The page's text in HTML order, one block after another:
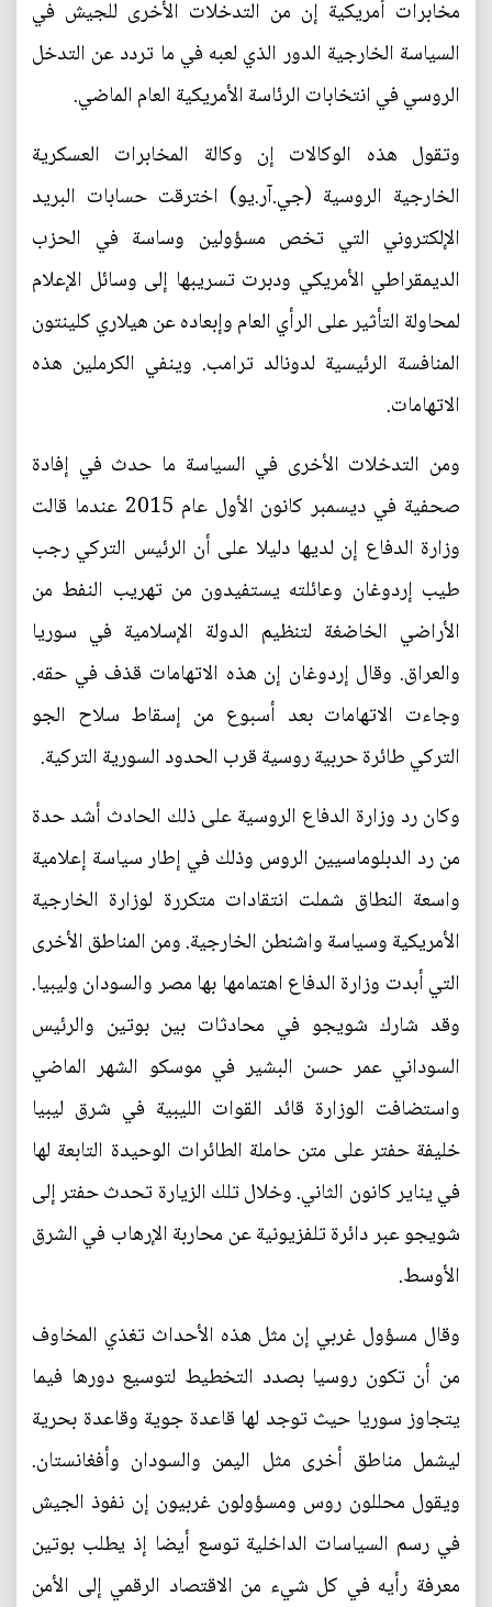
مخابرات أمريكية إن من التدخلات الأخرى للجيش في
السياسة الخارجية الدور الذي لعبه في ما تردد عن التدخل
الروسي في انتخابات الرئاسة الأمريكية العام الماضي.
وتقول هذه الوكالات إن وكالة المخابرات العسكرية
الخارجية الروسية (جي.آر.يو) اخترقت حسابات البريد
الإلكتروني التي تخص مسؤولين وساسة في الحزب
الديمقراطي الأمريكي ودبرت تسريبها إلى وسائل الإعلام
لمحاولة التأثير على الرأي العام وإبعاده عن هيلاري كلينتون
المنافسة الرئيسية لدونالد ترامب. وينفي الكرملين هذه
الاتهامات.
ومن التدخلات الأخرى في السياسة ما حدث في إفادة
صحفية في ديسمبر كانون الأول عام 2015 عندما قالت
وزارة الدفاع إن لديها دليلا على أن الرئيس التركي رجب
طيب إردوغان وعائلته يستفيدون من تهريب النفط من
الأراضي الخاضغة لتنظيم الدولة الإسلامية في سوريا
والعراق. وقال إردوغان إن هذه الاتهامات قذف في حقه.
وجاءت الاتهامات بعد أسبوع من إسقاط سلاح الجو
التركي طائرة حربية روسية قرب الحدود السورية التركية.
وكان رد وزارة الدفاع الروسية على ذلك الحادث أشد حدة
من رد الدبلوماسيين الروس وذلك في إطار سياسة إعلامية
واسعة النطاق شملت انتقادات متكررة لوزارة الخارجية
الأمريكية وسياسة واشنطن الخارجية. ومن المناطق الأخرى
التي أبدت وزارة الدفاع اهتمامها بها مصر والسودان وليبيا.
وقد شارك شويجو في محادثات بين بوتين والرئيس
السوداني عمر حسن البشير في موسكو الشهر الماضي
واستضافت الوزارة قائد القوات الليبية في شرق ليبيا
خليفة حفتر على متن حاملة الطائرات الوحيدة التابعة لها
في يناير كانون الثاني. وخلال تلك الزيارة تحدث حفتر إلى
شويجو عبر دائرة تلفزيونية عن محاربة الإرهاب في الشرق
الأوسط.
وقال مسؤول غربي إن مثل هذه الأحداث تغذي المخاوف
من أن تكون روسيا بصدد التخطيط لتوسيع دورها فيما
يتجاوز سوريا حيث توجد لها قاعدة جوية وقاعدة بحرية
ليشمل مناطق أخرى مثل اليمن والسودان وأفغانستان.
ويقول محللون روس ومسؤولون غربيون إن نفوذ الجيش
في رسم السياسات الداخلية توسع أيضا إذ يطلب بوتين
معرفة رأيه في كل شيء من الاقتصاد الرقمي إلى الأمن